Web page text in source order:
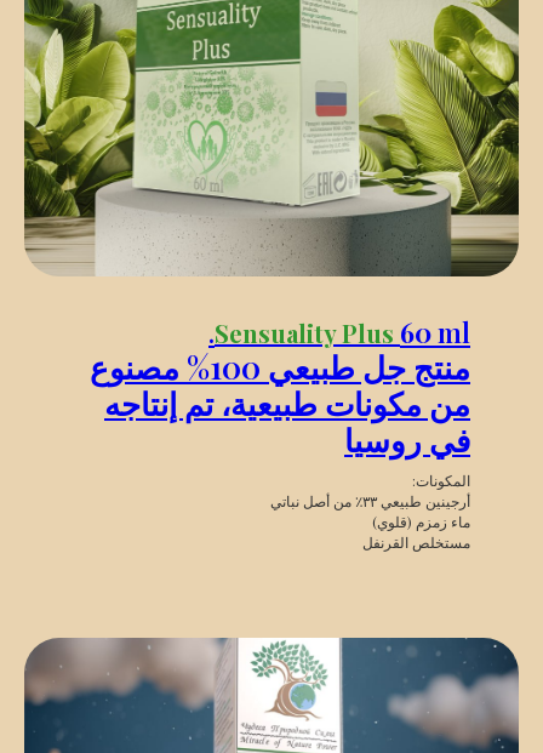
Sensuality Plus 60ml.
منتج جل طبيعي 100% مصنوع
من مكونات طبيعية، تم إنتاجه
في روسيا
المكونات:
أرجينين طبيعي ٣٣٪ من أصل نباتي
ماء زمزم (قلوي)
مستخلص القرنفل